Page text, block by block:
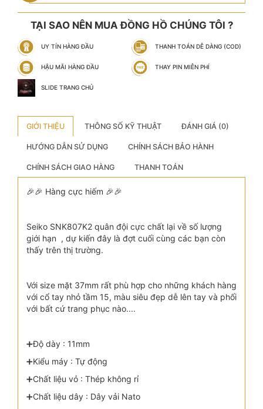
TẠI SAO NÊN MUA ĐỒNG HỒ CHÚNG TÔI ?
UY TÍN HÀNG ĐẦU THANH TOÁN DỄ DÀNG (COD)
HẬU MÃI HÀNG ĐẦU THAY PIN MIỄN PHÍ
SLIDE TRANG CHỦ
GIỚI THIỆU THÔNG SỐ KỸ THUẬT ĐÁNH GIÁ (0)
HƯỚNG DẪN SỬ DỤNG CHÍNH SÁCH BẢO HÀNH
CHÍNH SÁCH GIAO HÀNG THANH TOÁN
🎉🎉 Hàng cực hiếm 🎉🎉
Seiko SNK807K2 quân đội cực chất lại về số lượng
giới hạn , dự kiến đây là đợt cuối cùng các bạn còn
thấy trên thị trường.
Với size mặt 37mm rất phù hợp cho những khách hàng
với cổ tay nhỏ tầm 15, màu siêu đẹp dễ lên tay và phối
với bất cứ trang phục nào....
➕Độ dày : 11mm
➕Kiểu máy : Tự động
➕Chất liệu vỏ : Thép không rỉ
➕Chất liệu dây : Dây vải Nato